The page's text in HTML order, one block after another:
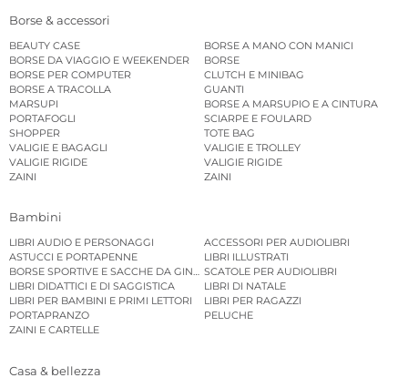
Borse & accessori
BEAUTY CASE
BORSE A MANO CON MANICI
BORSE DA VIAGGIO E WEEKENDER
BORSE
BORSE PER COMPUTER
CLUTCH E MINIBAG
BORSE A TRACOLLA
GUANTI
MARSUPI
BORSE A MARSUPIO E A CINTURA
PORTAFOGLI
SCIARPE E FOULARD
SHOPPER
TOTE BAG
VALIGIE E BAGAGLI
VALIGIE E TROLLEY
VALIGIE RIGIDE
VALIGIE RIGIDE
ZAINI
ZAINI
Bambini
LIBRI AUDIO E PERSONAGGI
ACCESSORI PER AUDIOLIBRI
ASTUCCI E PORTAPENNE
LIBRI ILLUSTRATI
BORSE SPORTIVE E SACCHE DA GINNASTICASCATOLE PER AUDIOLIBRI
LIBRI DIDATTICI E DI SAGGISTICA
LIBRI DI NATALE
LIBRI PER BAMBINI E PRIMI LETTORI
LIBRI PER RAGAZZI
PORTAPRANZO
PELUCHE
ZAINI E CARTELLE
Casa & bellezza